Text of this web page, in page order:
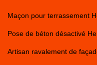
Maçon pour terrassement
Pose de béton désactivé
Artisan ravalement de